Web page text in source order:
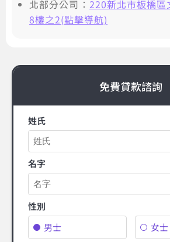
北部分公司： 220新北市板橋
8樓之2(點擊導航)
免費貸款諮詢
姓氏
名字
性別
男士
女士